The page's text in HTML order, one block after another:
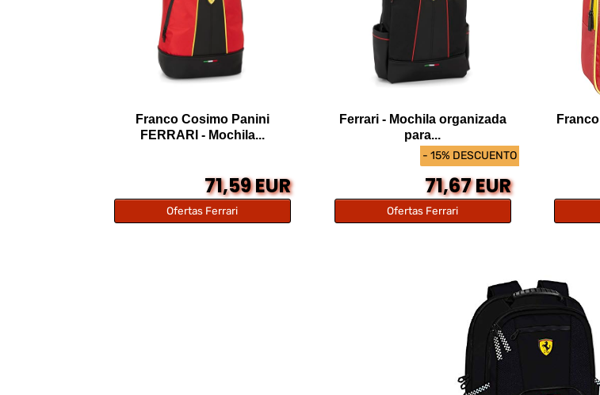
Franco Cosimo Panini
FERRARI - Mochila...
71,59 EUR
Ofertas Ferrari
- 15% DESCUENTO
Ferrari - Mochila organizada
para...
71,67 EUR
Ofertas Ferrari